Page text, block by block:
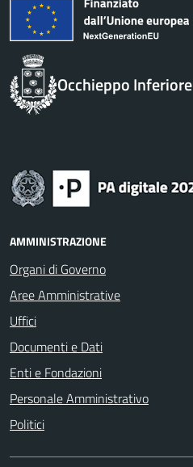
Occhieppo Inferiore
AMMINISTRAZIONE
Organi di Governo
Aree Amministrative
Uffici
Documenti e Dati
Enti e Fondazioni
Personale Amministrativo
Politici